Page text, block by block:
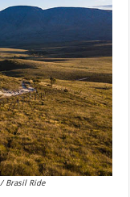
Brasil Ride